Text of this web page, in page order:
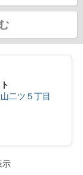
二ツ５丁目
示